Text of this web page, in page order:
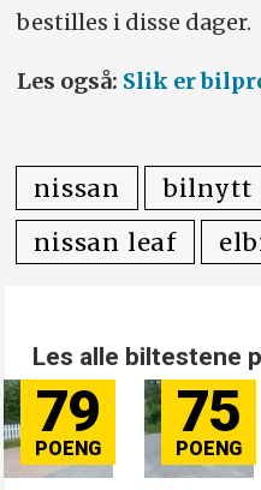
bestilles i disse dager.
Les også: Slik er
nissan bilnytt
nissan leaf
Les alle biltestene
79 75